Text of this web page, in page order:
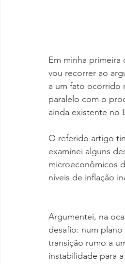
Em minha
vou recorrer ao
a um fato ocorrido
paralelo com o
ainda existente no
O referido artigo
examinei alguns
microeconômicos
níveis de inflação
Argumentei, na
desafio: num
transição rumo a
instabilidade para